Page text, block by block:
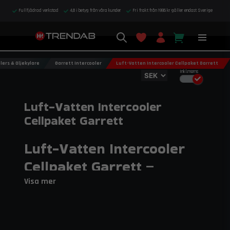
Fullfjädrad verkstad 4,8 i betyg från våra kunder Fri frakt från 1995 kr gäller endast Sverige
Inkl.moms
& Oljekylare Garrett Intercooler Luft-Vatten Intercooler Cellpaket Garrett
Luft-Vatten Intercooler
Cellpaket Garrett
Luft-Vatten Intercooler
Cellpaket Garrett –
Prestanda och
Visa mer